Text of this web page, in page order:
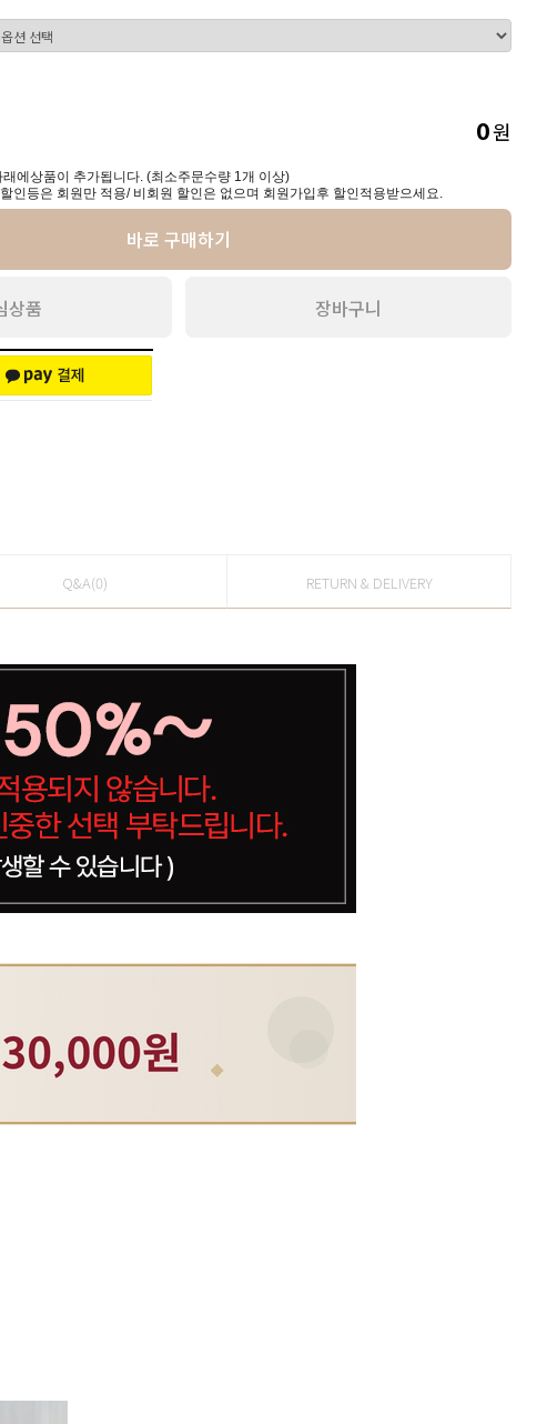
0원
에상품이 추가됩니다. (최소주문수량 1개 이상)
인등은 회원만 적용/ 비회원 할인은 없으며 회원가입후 할인적용받으세요.
바로 구매하기
상품 장바구니
Q&A(0) RETURN & DELIVERY